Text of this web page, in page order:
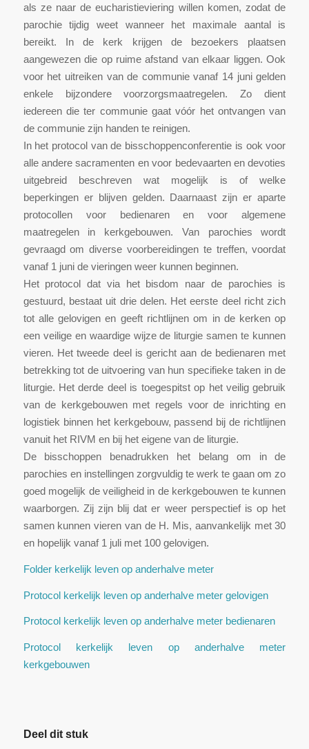
als ze naar de eucharistieviering willen komen, zodat de
parochie tijdig weet wanneer het maximale aantal is
bereikt. In de kerk krijgen de bezoekers plaatsen
aangewezen die op ruime afstand van elkaar liggen. Ook
voor het uitreiken van de communie vanaf 14 juni gelden
enkele bijzondere voorzorgsmaatregelen. Zo dient
iedereen die ter communie gaat vóór het ontvangen van
de communie zijn handen te reinigen.
In het protocol van de bisschoppenconferentie is ook voor
alle andere sacramenten en voor bedevaarten en devoties
uitgebreid beschreven wat mogelijk is of welke
beperkingen er blijven gelden. Daarnaast zijn er aparte
protocollen voor bedienaren en voor algemene
maatregelen in kerkgebouwen. Van parochies wordt
gevraagd om diverse voorbereidingen te treffen, voordat
vanaf 1 juni de vieringen weer kunnen beginnen.
Het protocol dat via het bisdom naar de parochies is
gestuurd, bestaat uit drie delen. Het eerste deel richt zich
tot alle gelovigen en geeft richtlijnen om in de kerken op
een veilige en waardige wijze de liturgie samen te kunnen
vieren. Het tweede deel is gericht aan de bedienaren met
betrekking tot de uitvoering van hun specifieke taken in de
liturgie. Het derde deel is toegespitst op het veilig gebruik
van de kerkgebouwen met regels voor de inrichting en
logistiek binnen het kerkgebouw, passend bij de richtlijnen
vanuit het RIVM en bij het eigene van de liturgie.
De bisschoppen benadrukken het belang om in de
parochies en instellingen zorgvuldig te werk te gaan om zo
goed mogelijk de veiligheid in de kerkgebouwen te kunnen
waarborgen. Zij zijn blij dat er weer perspectief is op het
samen kunnen vieren van de H. Mis, aanvankelijk met 30
en hopelijk vanaf 1 juli met 100 gelovigen.
Folder kerkelijk leven op anderhalve meter
Protocol kerkelijk leven op anderhalve meter gelovigen
Protocol kerkelijk leven op anderhalve meter bedienaren
Protocol kerkelijk leven op anderhalve meter
kerkgebouwen
Deel dit stuk